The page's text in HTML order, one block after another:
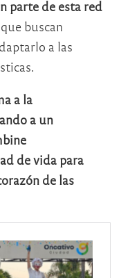
parte de esta red
buscan
a las
a la
a un
de vida para
de las